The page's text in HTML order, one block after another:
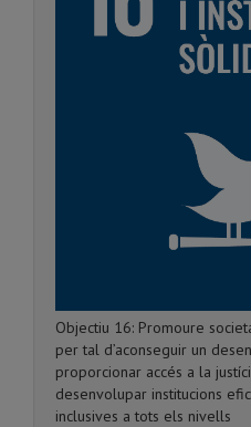
Objectiu 16: Promoure
per tal d’aconseguir un
proporcionar accés a la
desenvolupar institucions
inclusives a tots els nivells